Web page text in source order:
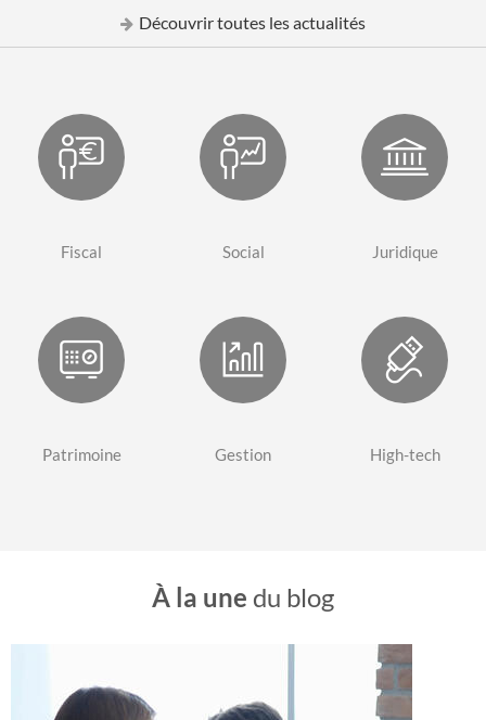
Découvrir toutes les actualités
Fiscal Social Juridique
Patrimoine Gestion High-tech
À la une du blog